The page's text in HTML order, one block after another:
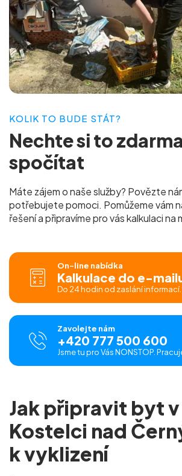
KOLIK TO BUDE STÁT?
Nechte si tozdarma
spočítat
Máte zájem o naše služby? Povězte
potřebujete pomoci. Pomůžeme vám
řešení a připravíme pro váskalkulaci na
On-line nabídka
Kalkulace do e-
Do 24 hodin od zaslání informací.
Zavolejte nám
+420 777 500 600
Jsme tu pro Vás NONSTOP.
Jak připravit byt v
Kostelci nad
k vyklizení